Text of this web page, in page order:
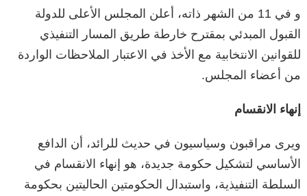
و في 11 من الشهر ذاته، أعلن المجلس الأعلى للدولة
القبول المبدئي بمقترح خارطة طريق المسار التنفيذي
للقوانين الانتخابية مع الأخذ في الاعتبار الملاحظات الواردة
من أعضاء المجلس.
إنهاء الانقسام
ويرى مراقبون وسياسيون في حديث للرائد، أن الدافع
الأساسي لتشكيل حكومة جديدة، هو إنهاء الانقسام في
السلطة التنفيذية، واستبدال الحكومتين الحاليتين بحكومة